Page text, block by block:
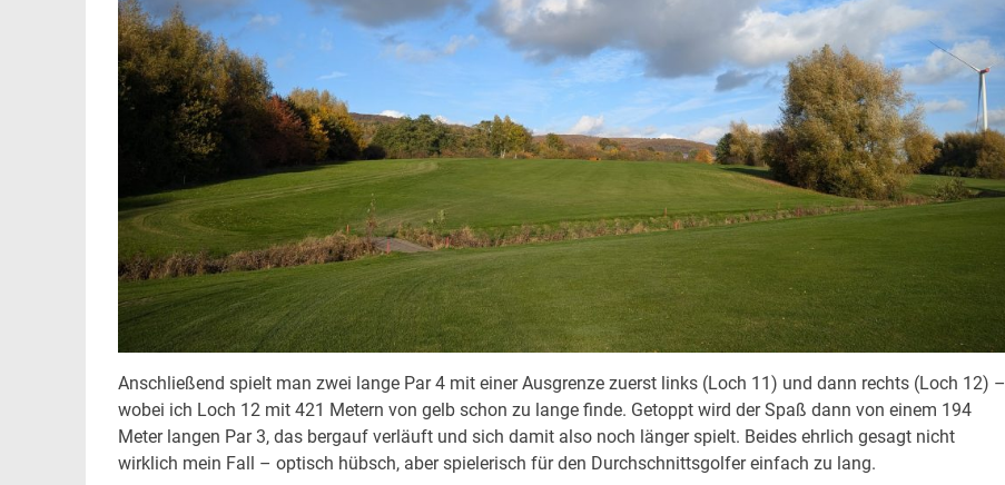
Anschließend spielt man zwei lange Par 4 mit einer Ausgrenze zuerst links (Loch 11) und dann rechts (Loch 12) –
wobei ich Loch 12 mit 421 Metern von gelb schon zu lange finde. Getoppt wird der Spaß dann von einem 194
Meter langen Par 3, das bergauf verläuft und sich damit also noch länger spielt. Beides ehrlich gesagt nicht
wirklich mein Fall – optisch hübsch, aber spielerisch für den Durchschnittsgolfer einfach zu lang.